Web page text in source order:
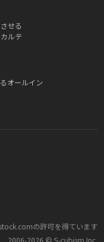
せる
ルテ
オールイン
の許可を得ています
2006‑2026 © S‑cubism Inc.